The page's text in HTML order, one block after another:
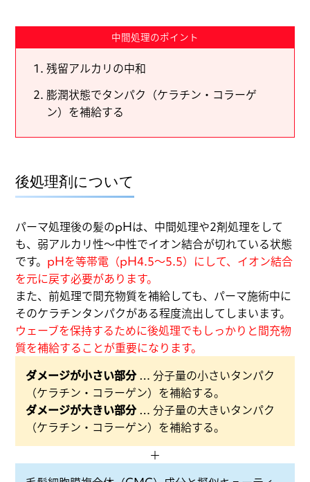
中間処理のポイント
残留アルカリの中和
膨潤状態でタンパク（ケラチン・コラーゲ
ン）を補給する
後処理剤について
パーマ処理後の髪のpHは、中間処理や2剤処理をして
も、弱アルカリ性～中性でイオン結合が切れている状態
です。 pHを等帯電（pH4.5～5.5）にして、イオン結合
を元に戻す必要があります。
また、前処理で間充物質を補給しても、パーマ施術中に
そのケラチンタンパクがある程度流出してしまいます。
ウェーブを保持するために後処理でもしっかりと間充物
質を補給することが重要になります。
ダメージが小さい部分… 分子量の小さいタンパク
（ケラチン・コラーゲン）を補給する。
ダメージが大きい部分… 分子量の大きいタンパク
（ケラチン・コラーゲン）を補給する。
＋